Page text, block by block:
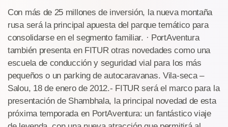
Con más de 25 millones de inversión, la nueva montaña
rusa será la principal apuesta del parque temático para
consolidarse en el segmento familiar. · PortAventura
también presenta en FITUR otras novedades como una
escuela de conducción y seguridad vial para los más
pequeños o un parking de autocaravanas. Vila-seca –
Salou, 18 de enero de 2012.- FITUR será el marco para la
presentación de Shambhala, la principal novedad de esta
próxima temporada en PortAventura: un fantástico viaje